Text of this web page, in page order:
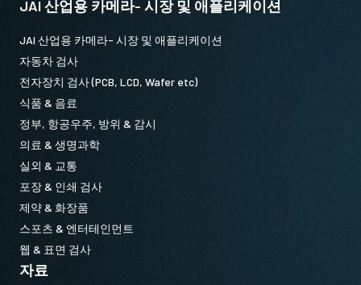
JAI 산업용 카메라- 시장 및 애플리케이션
JAI 산업용 카메라- 시장 및 애플리케이션
자동차 검사
전자장치 검사 (PCB, LCD, Wafer etc)
식품 & 음료
정부, 항공우주, 방위 & 감시
의료 & 생명과학
실외 & 교통
포장 & 인쇄 검사
제약 & 화장품
스포츠 & 엔터테인먼트
웹 & 표면 검사
자료